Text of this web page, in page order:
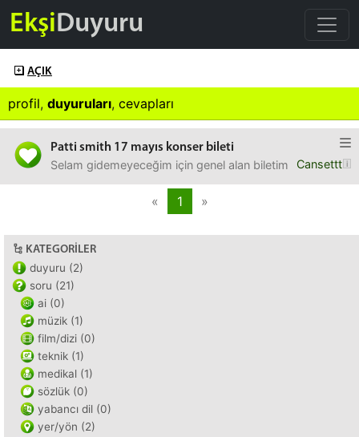
EkşiDuyuru
AÇIK
profil, duyuruları, cevapları
Patti smith 17 mayıs konser bileti
Cansettt
Selam gidemeyeceğim için genel alan biletimi satıyorum,
« 1 »
KATEGORILER
duyuru (2)
soru (21)
ai (0)
müzik (1)
film/dizi (0)
teknik (1)
medikal (1)
sözlük (0)
yabancı dil (0)
yer/yön (2)